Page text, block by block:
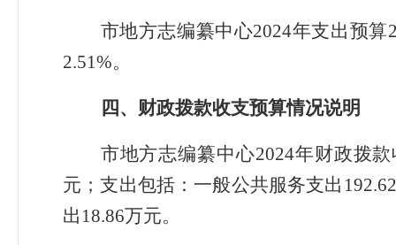
市地方志编纂中心2024年支出预算
2.51%。
四、财政拨款收支预算情况说明
市地方志编纂中心2024年财政拨
元；支出包括：一般公共服务支出
出18.86万元。